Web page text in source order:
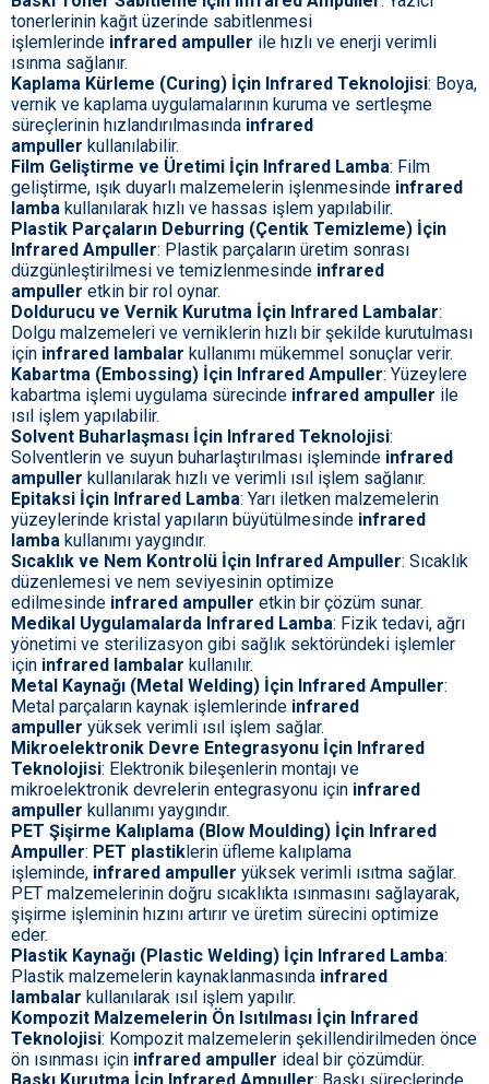
tonerlerinin kağıt üzerinde sabitlenmesi
işlemlerinde infrared ampuller ile hızlı ve enerji verimli
ısınma sağlanır.
Kaplama Kürleme (Curing) İçin Infrared Teknolojisi: Boya,
vernik ve kaplama uygulamalarının kuruma ve sertleşme
süreçlerinin hızlandırılmasında infrared
ampuller kullanılabilir.
Film Geliştirme ve Üretimi İçin Infrared Lamba: Film
geliştirme, ışık duyarlı malzemelerin işlenmesinde infrared
lamba kullanılarak hızlı ve hassas işlem yapılabilir.
Plastik Parçaların Deburring (Çentik Temizleme) İçin
Infrared Ampuller: Plastik parçaların üretim sonrası
düzgünleştirilmesi ve temizlenmesinde infrared
ampuller etkin bir rol oynar.
Doldurucu ve Vernik Kurutma İçin Infrared Lambalar:
Dolgu malzemeleri ve verniklerin hızlı bir şekilde kurutulması
için infrared lambalar kullanımı mükemmel sonuçlar verir.
Kabartma (Embossing) İçin Infrared Ampuller: Yüzeylere
kabartma işlemi uygulama sürecinde infrared ampuller ile
ısıl işlem yapılabilir.
Solvent Buharlaşması İçin Infrared Teknolojisi:
Solventlerin ve suyun buharlaştırılması işleminde infrared
ampuller kullanılarak hızlı ve verimli ısıl işlem sağlanır.
Epitaksi İçin Infrared Lamba: Yarı iletken malzemelerin
yüzeylerinde kristal yapıların büyütülmesinde infrared
lamba kullanımı yaygındır.
Sıcaklık ve Nem Kontrolü İçin Infrared Ampuller: Sıcaklık
düzenlemesi ve nem seviyesinin optimize
edilmesinde infrared ampuller etkin bir çözüm sunar.
Medikal Uygulamalarda Infrared Lamba: Fizik tedavi, ağrı
yönetimi ve sterilizasyon gibi sağlık sektöründeki işlemler
için infrared lambalar kullanılır.
Metal Kaynağı (Metal Welding) İçin Infrared Ampuller:
Metal parçaların kaynak işlemlerinde infrared
ampuller yüksek verimli ısıl işlem sağlar.
Mikroelektronik Devre Entegrasyonu İçin Infrared
Teknolojisi: Elektronik bileşenlerin montajı ve
mikroelektronik devrelerin entegrasyonu için infrared
ampuller kullanımı yaygındır.
PET Şişirme Kalıplama (Blow Moulding) İçin Infrared
Ampuller: PET plastik lerin üfleme kalıplama
işleminde, infrared ampuller yüksek verimli ısıtma sağlar.
PET malzemelerinin doğru sıcaklıkta ısınmasını sağlayarak,
şişirme işleminin hızını artırır ve üretim sürecini optimize
eder.
Plastik Kaynağı (Plastic Welding) İçin Infrared Lamba:
Plastik malzemelerin kaynaklanmasında infrared
lambalar kullanılarak ısıl işlem yapılır.
Kompozit Malzemelerin Ön Isıtılması İçin Infrared
Teknolojisi: Kompozit malzemelerin şekillendirilmeden önce
ön ısınması için infrared ampuller ideal bir çözümdür.